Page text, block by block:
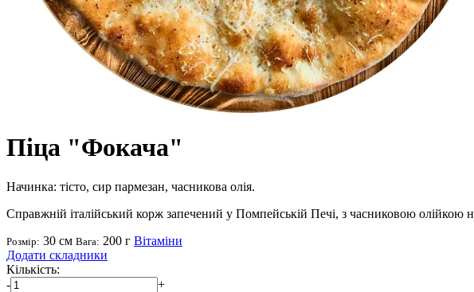
Піца "Фокача"
Начинка: тісто, сир пармезан, часникова олія.
Справжній італійський корж запечений у Помпейській Печі, з часниковою олійкою
Розмір: 30 см Вага: 200 г Вітаміни
Додати складники
Кількість:
-
+